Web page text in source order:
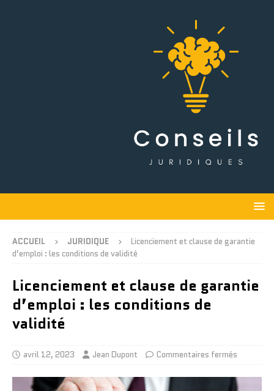
ACCUEIL JURIDIQUE
Licenciement et clause de garantie
d’emploi : les conditions de validité
Licenciement et clause de garantie
d’emploi : les conditions de
validité
avril 12, 2023 Jean Dupont Commentaires fermés